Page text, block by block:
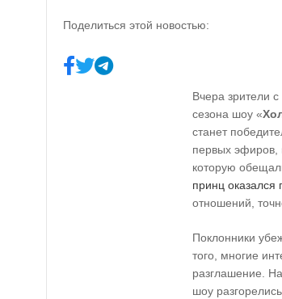
Поделиться этой новостью:
Вчера зрители
сезона шоу «
станет
первых эфиров,
которую
принц оказался
отношений,
Поклонники
того, многие
разглашение.
шоу